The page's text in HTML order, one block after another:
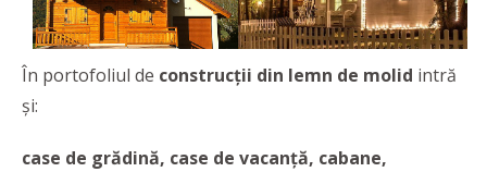
În portofoliul de construcții din lemn de molid intră
și:
case de grădină, case de vacanță, cabane,